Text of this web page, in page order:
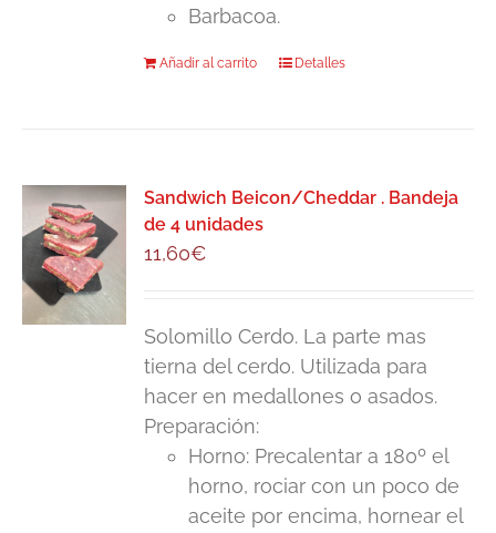
Barbacoa.
Añadir al carrito Detalles
Sandwich Beicon/Cheddar . Bandeja
de 4 unidades
11,60€
Solomillo Cerdo. La parte mas
tierna del cerdo. Utilizada para
hacer en medallones o asados.
Preparación:
Horno: Precalentar a 180º el
horno, rociar con un poco de
aceite por encima, hornear el